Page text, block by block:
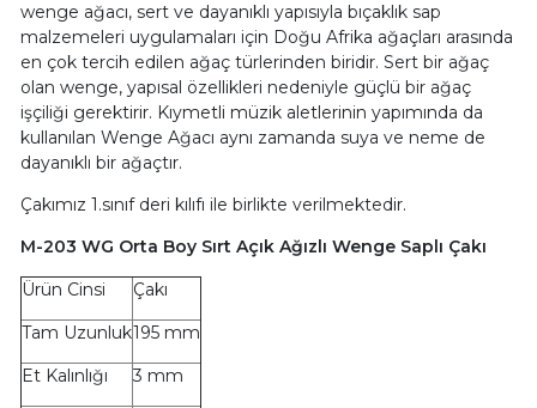
wenge ağacı, sert ve dayanıklı yapısıyla bıçaklık sap
malzemeleri uygulamaları için Doğu Afrika ağaçları arasında
en çok tercih edilen ağaç türlerinden biridir. Sert bir ağaç
olan wenge, yapısal özellikleri nedeniyle güçlü bir ağaç
işçiliği gerektirir. Kıymetli müzik aletlerinin yapımında da
kullanılan Wenge Ağacı aynı zamanda suya ve neme de
dayanıklı bir ağaçtır.
Çakımız 1.sınıf deri kılıfı ile birlikte verilmektedir.
M-203 WG Orta Boy Sırt Açık Ağızlı Wenge Saplı Çakı
Ürün Cinsi
Çakı
Tam Uzunluk195 mm
Et Kalınlığı
3 mm